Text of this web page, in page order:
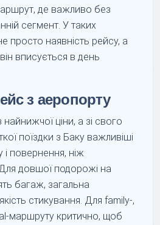
де важливо без
сегмент. У таких
просто наявність рейсу, а
вписується в день
з аеропорту
ціни, а зі свого
поїздки з Баку важливіші
і повернення, ніж
довшої подорожі на
багаж, загальна
стикування. Для family-,
маршруту критично, щоб